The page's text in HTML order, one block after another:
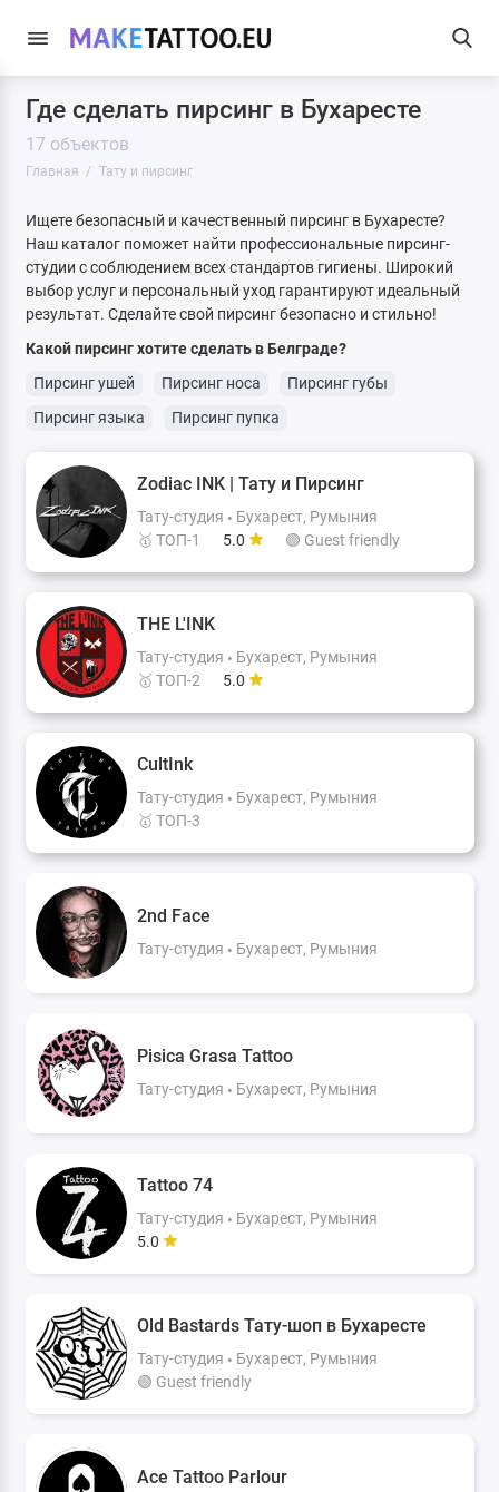
Где сделать пирсинг в Бухаресте
17 объектов
Главная Тату и пирсинг
Ищете безопасный и качественный пирсинг в Бухаресте?
Наш каталог поможет найти профессиональные пирсинг-
студии с соблюдением всех стандартов гигиены. Широкий
выбор услуг и персональный уход гарантируют идеальный
результат. Сделайте свой пирсинг безопасно и стильно!
Какой пирсинг хотите сделать в Белграде?
Пирсинг ушей
Пирсинг носа
Пирсинг губы
Пирсинг языка
Пирсинг пупка
Zodiac INK | Тату и Пирсинг
Тату-студия
Бухарест, Румыния
🥇 ТОП-1
5.0 🟢 Guest friendly
THE L'INK
Тату-студия
Бухарест, Румыния
🥇 ТОП-2
5.0
CultInk
Тату-студия
Бухарест, Румыния
🥇 ТОП-3
2nd Face
Тату-студия Бухарест, Румыния
Pisica Grasa Tattoo
Тату-студия Бухарест, Румыния
Tattoo 74
Тату-студия
Бухарест, Румыния
5.0
Old Bastards Тату-шоп в Бухаресте
Тату-студия
Бухарест, Румыния
🟢 Guest friendly
Ace Tattoo Parlour